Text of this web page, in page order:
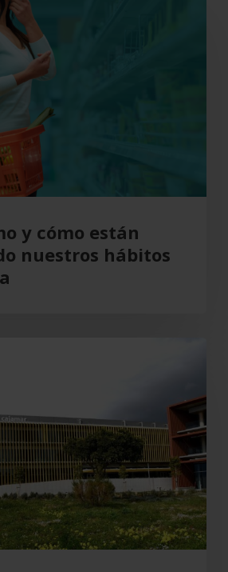
y cómo están
nuestros hábitos